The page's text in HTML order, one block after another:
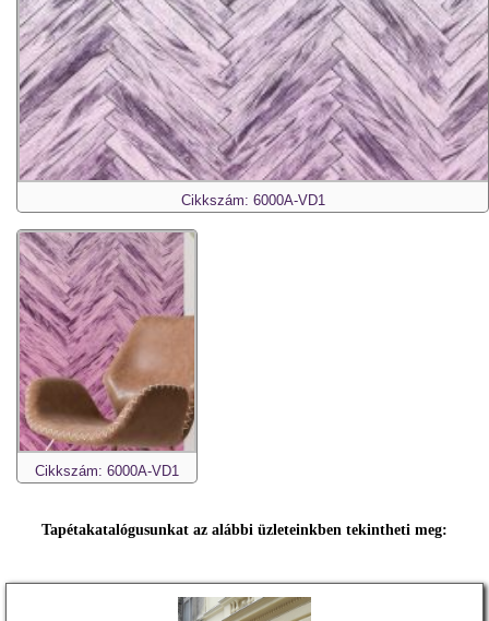
Cikkszám: 6000A-VD1
Cikkszám: 6000A-VD1
Tapétakatalógusunkat az alábbi üzleteinkben tekintheti meg: